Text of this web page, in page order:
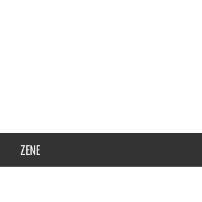
ZENE